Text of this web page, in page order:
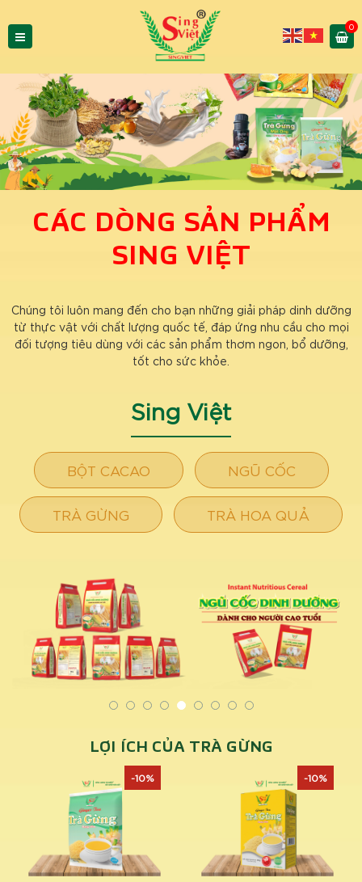
0
CÁC DÒNG SẢN PHẨM
SING VIỆT
Chúng tôi luôn mang đến cho bạn những giải pháp dinh dưỡng
từ thực vật với chất lượng quốc tế, đáp ứng nhu cầu cho mọi
đối tượng tiêu dùng với các sản phẩm thơm ngon, bổ dưỡng,
tốt cho sức khỏe.
Sing Việt
BỘT CACAO NGŨ CỐC
TRÀ GỪNG TRÀ HOA QUẢ
LỢI ÍCH CỦA TRÀ GỪNG
-10% -10%